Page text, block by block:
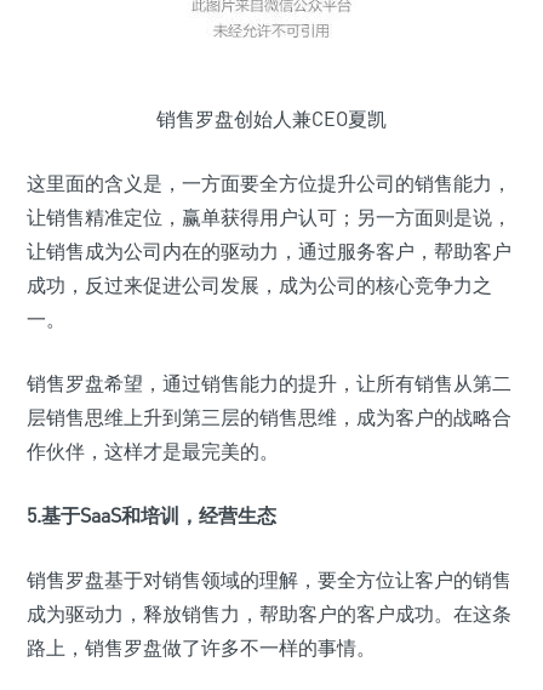
销售罗盘创始人兼CEO夏凯
这里面的含义是，一方面要全方位提升公司的销售能力，
让销售精准定位，赢单获得用户认可；另一方面则是说，
让销售成为公司内在的驱动力，通过服务客户，帮助客户
成功，反过来促进公司发展，成为公司的核心竞争力之
一。
销售罗盘希望，通过销售能力的提升，让所有销售从第二
层销售思维上升到第三层的销售思维，成为客户的战略合
作伙伴，这样才是最完美的。
5.基于SaaS和培训，经营生态
销售罗盘基于对销售领域的理解，要全方位让客户的销售
成为驱动力，释放销售力，帮助客户的客户成功。在这条
路上，销售罗盘做了许多不一样的事情。